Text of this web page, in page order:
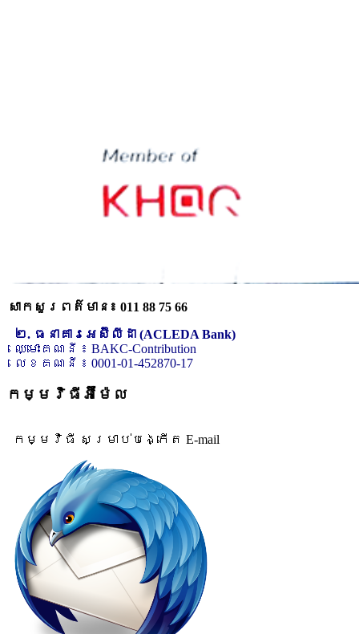
សាកសួរពត៌មាន៖ 011 88 75 66
២. ធនាគារអេស៊ីលីដា (ACLEDA Bank)
ឈ្មោះគណនី ៖ BAKC-Contribution
លេខគណនី ៖ 0001-01-452870-17
កម្មវិធីអ៊ីម៉ែល
កម្មវិធី សម្រាប់បង្កើត E-mail